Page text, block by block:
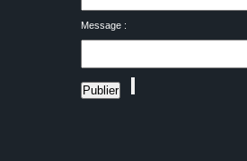
Message :